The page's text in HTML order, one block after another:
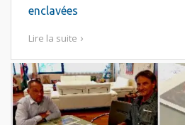
enclavées
Lire la suite